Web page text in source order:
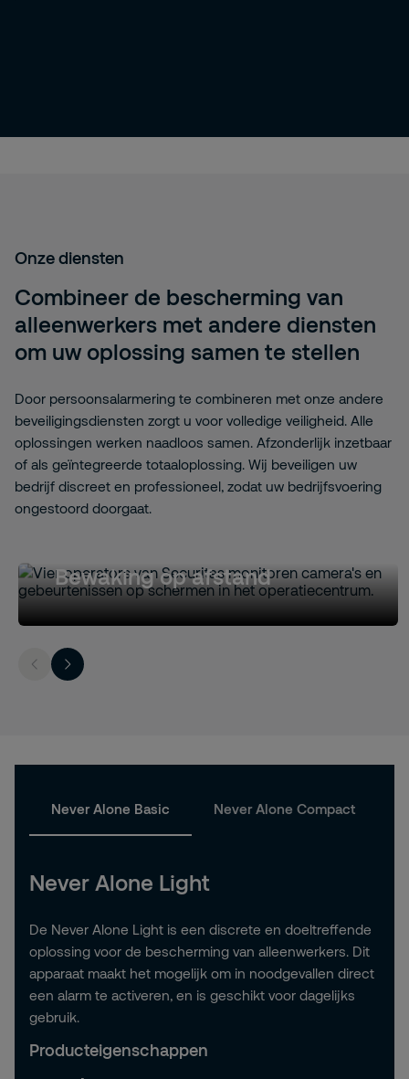
Onze diensten
Combineer de bescherming van
alleenwerkers met andere diensten
om uw oplossing samen te stellen
Door persoonsalarmering te combineren met onze andere
beveiligingsdiensten zorgt u voor volledige veiligheid. Alle
oplossingen werken naadloos samen. Afzonderlijk inzetbaar
of als geïntegreerde totaaloplossing. Wij beveiligen uw
bedrijf discreet en professioneel, zodat uw bedrijfsvoering
ongestoord doorgaat.
Bewaking op afstand
Never Alone Basic Never Alone Compact
Never Alone Light
De Never Alone Light is een discrete en doeltreffende
oplossing voor de bescherming van alleenwerkers. Dit
apparaat maakt het mogelijk om in noodgevallen direct
een alarm te activeren, en is geschikt voor dagelijks
gebruik.
Producteigenschappen